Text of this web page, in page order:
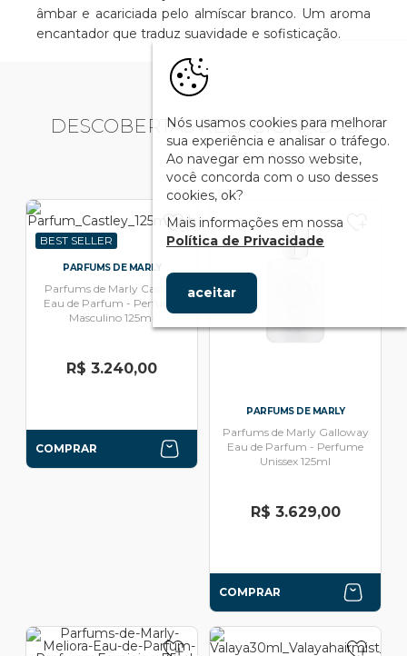
âmbar e acariciada pelo almíscar branco. Um aroma
encantador que traduz suavidade e sofisticação.
DESCOBERTAS RELACIONADAS
BEST SELLER
PARFUMS DE MARLY
Parfums de Marly Castley
Eau de Parfum - Perfume
Masculino 125ml
R$ 3.240,00
COMPRAR
PARFUMS DE MARLY
Parfums de Marly Galloway
Eau de Parfum - Perfume
Unissex 125ml
R$ 3.629,00
COMPRAR
Nós usamos cookies para melhorar
sua experiência e analisar o tráfego.
Ao navegar em nosso website,
você concorda com o uso desses
cookies, ok?
Mais informações em nossa
Política de Privacidade
aceitar